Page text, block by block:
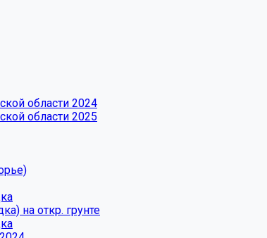
области 2024
области 2025
на откр. грунте